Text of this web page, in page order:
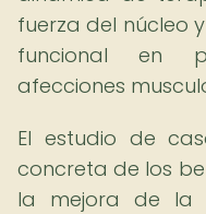
fuerza del núcleo
funcional en
afecciones
El estudio de
concreta de los
la mejora de la